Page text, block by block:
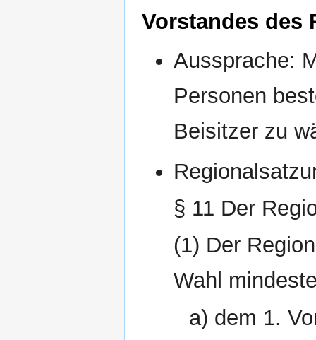
Vorstandes des
Aussprache:
Personen
Beisitzer zu
§ 11 Der
(1) Der
Wahl
a) dem 1.